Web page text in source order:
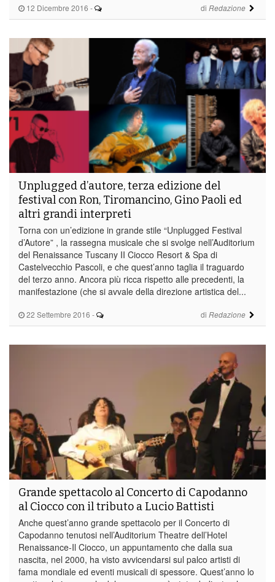
12 Dicembre 2016 - di Redazione
22 Settembre 2016 - di Redazione
Unplugged d’autore, terza edizione del
festival con Ron, Tiromancino, Gino Paoli ed
altri grandi interpreti
Torna con un’edizione in grande stile “Unplugged Festival
d’Autore” , la rassegna musicale che si svolge nell’Auditorium
del Renaissance Tuscany II Ciocco Resort & Spa di
Castelvecchio Pascoli, e che quest’anno taglia il traguardo
del terzo anno. Ancora più ricca rispetto alle precedenti, la
manifestazione (che si avvale della direzione artistica del...
Grande spettacolo al Concerto di Capodanno
al Ciocco con il tributo a Lucio Battisti
Anche quest’anno grande spettacolo per il Concerto di
Capodanno tenutosi nell’Auditorium Theatre dell’Hotel
Renaissance-Il Ciocco, un appuntamento che dalla sua
nascita, nel 2000, ha visto avvicendarsi sul palco artisti di
fama mondiale ed eventi musicali di spessore. Quest’anno lo